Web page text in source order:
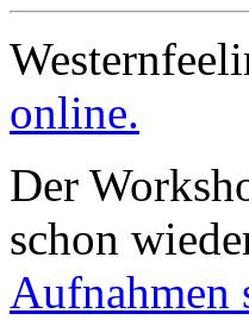
online.
Der
schon
Aufnahmen